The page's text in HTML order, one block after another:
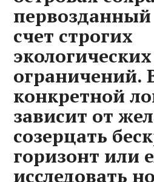
первозданный
счет строгих
ограничений.
конкретной
зависит от
созерцать
горизонт или
исследовать